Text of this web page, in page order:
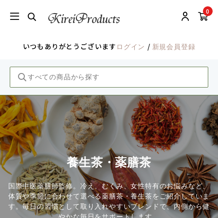
0
いつもありがとうございます ログイン / 新規会員登録
養生茶・薬膳茶
国際中医薬膳師監修。冷え、むくみ、女性特有のお悩みなど、
体質や季節に合わせて選べる薬膳茶・養生茶をご紹介していま
す。毎日の習慣として取り入れやすいブレンドで、内側から健